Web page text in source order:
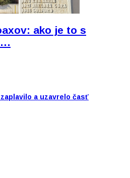
ako je to s
a uzavrelo časť